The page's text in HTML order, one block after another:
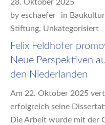
28. Oktober 2025
by eschaefer in Baukultur
Stiftung, Unkategorisiert
Felix Feldhofer
Neue Perspektiven
den Niederlanden
Am 22. Oktober 2025
erfolgreich seine
Die Arbeit wurde mit der